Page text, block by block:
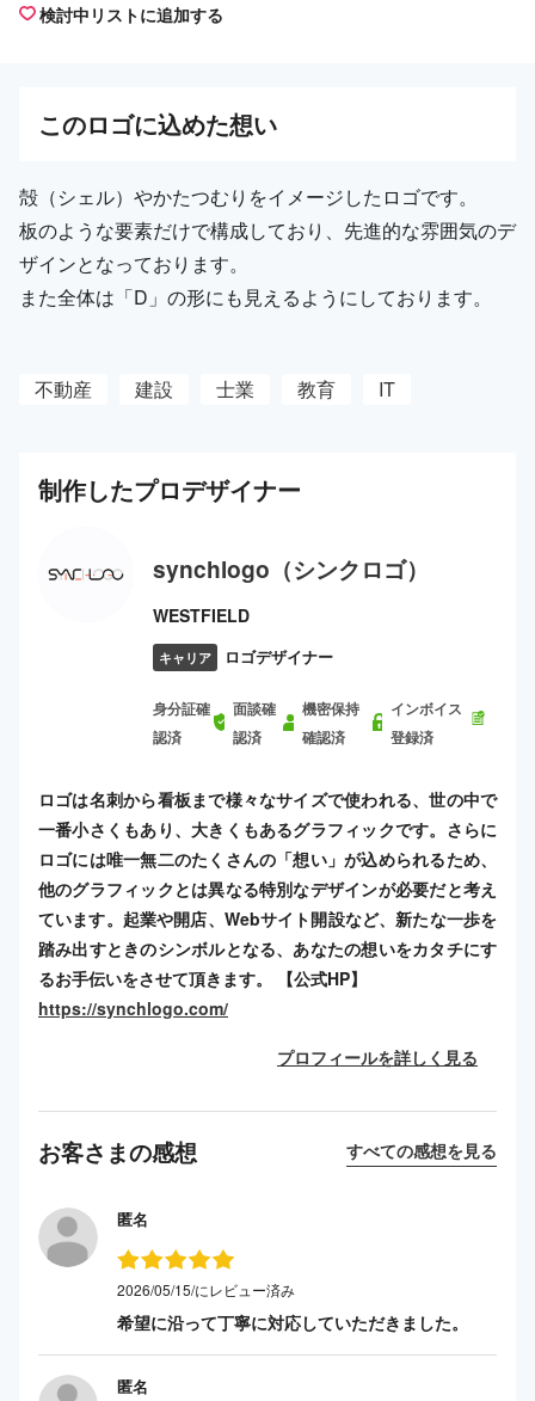
検討中リストに追加する
このロゴに込めた想い
殻（シェル）やかたつむりをイメージしたロゴです。
板のような要素だけで構成しており、先進的な雰囲気のデ
ザインとなっております。
また全体は「D」の形にも見えるようにしております。
不動産 建設 士業 教育 IT
制作したプロデザイナー
synchlogo（シンクロゴ）
WESTFIELD
キャリア ロゴデザイナー
身分証確
認済
面談確
認済
機密保持
確認済
インボイス
登録済
ロゴは名刺から看板まで様々なサイズで使われる、世の中で
一番小さくもあり、大きくもあるグラフィックです。さらに
ロゴには唯一無二のたくさんの「想い」が込められるため、
他のグラフィックとは異なる特別なデザインが必要だと考え
ています。起業や開店、Webサイト開設など、新たな一歩を
踏み出すときのシンボルとなる、あなたの想いをカタチにす
るお手伝いをさせて頂きます。 【公式HP】
https://synchlogo.com/
プロフィールを詳しく見る
お客さまの感想 すべての感想を見る
匿名
2026/05/15/にレビュー済み
希望に沿って丁寧に対応していただきました。
匿名